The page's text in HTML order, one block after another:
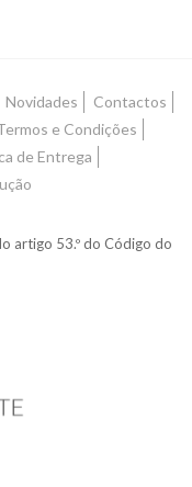
Novidades
Contactos
e Condições
de Entrega
artigo 53.º do Código do